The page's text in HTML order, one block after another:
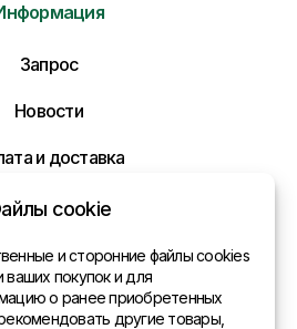
Запрос
Новости
и доставка
конфиденциальности
Контакты
информация
cookie
и сторонние файлы cookies
ваших покупок и для
о ранее приобретенных
другие товары,